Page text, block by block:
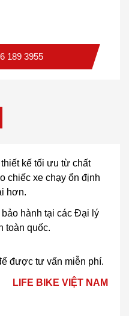
189 3955
kế tối ưu từ chất
chiếc xe chạy ổn định
hơn.
hành tại các Đại lý
toàn quốc.
được tư vấn miễn phí.
LIFE BIKE VIỆT NAM